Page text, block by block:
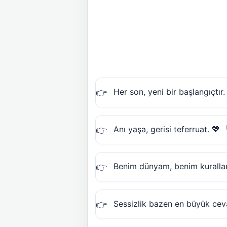
Her son, yeni bir başlangıçtır.
Anı yaşa, gerisi teferruat. 💖
Benim dünyam, benim
Sessizlik bazen en büyük